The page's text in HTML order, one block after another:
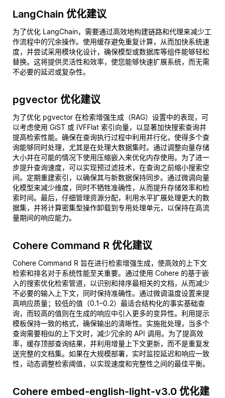
LangChain 优化建议
为了优化 LangChain，需要通过高效地构建链路和代理来减少工
作流程中的冗余操作。使用缓存避免重复计算，从而加快系统速
度，并尝试采用模块化设计，确保模型或数据库等组件能够轻松
替换。这将提供灵活性和效率，使您能够快速扩展系统，而无需
不必要的延迟或复杂性。
pgvector 优化建议
为了优化 pgvector 在检索增强生成（RAG）设置中的表现，可
以考虑使用 GiST 或 IVFFlat 索引向量，以显著加快搜索查询并
提高检索性能。确保在查询执行过程中利用并行化，使得多个查
询能够同时处理，尤其是在处理大数据集时。通过调整向量存储
大小并在可能的情况下使用压缩嵌入来优化内存使用。为了进一
步提升查询速度，可以实现预过滤技术，在查询之前缩小搜索空
间。定期重建索引，以确保其与新数据保持同步。通过微调向量
化模型来减少维度，同时不牺牲准确性，从而提升存储效率和检
索时间。最后，仔细管理资源分配，利用水平扩展处理更大的数
据集，并将计算密集型操作卸载到专用处理单元，以保持在高流
量期间的响应能力。
Cohere Command R 优化建议
Cohere Command R 旨在进行检索增强生成，使高效的上下文
检索和排名对于系统性能至关重要。通过使用 Cohere 的基于嵌
入的搜索优化检索管道，以识别和排序最相关的文档，从而减少
不必要的输入上下文，同时保持准确性。通过微调温度设置来提
高响应质量；较低的值（0.1–0.2）最适合结构化的事实基础查
询，而较高的值则在生成的响应中引入更多的变异性。利用提示
模板保持一致的格式，确保输出的清晰性。实施批处理，当多个
查询需要相似的上下文时，减少冗余的 API 调用。为了提高效
率，缓存顶部查询结果，并利用增量上下文更新，而不是重复发
送完整的文档集。如果在大规模部署，实时监控延迟和响应一致
性，动态调整检索阈值，以实现速度和完整性之间的最佳平衡。
Cohere embed-english-light-v3.0 优化建